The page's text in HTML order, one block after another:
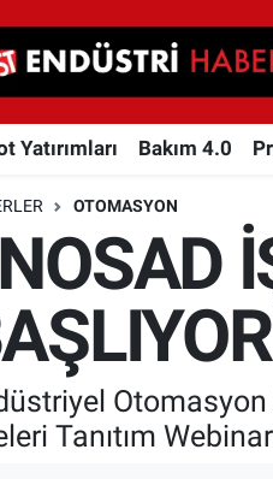
Yatırımları Bakım 4.0
OTOMASYON
Otomasyon
Tanıtım